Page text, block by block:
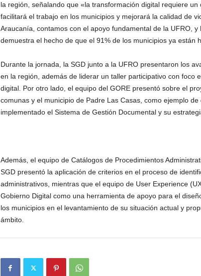
la región, señalando que «la transformación digital requiere
facilitará el trabajo en los municipios y mejorará la calidad de
Araucanía, contamos con el apoyo fundamental de la UFRO,
demuestra el hecho de que el 91% de los municipios ya están
Durante la jornada, la SGD junto a la UFRO presentaron los
en la región, además de liderar un taller participativo con foco
digital. Por otro lado, el equipo del GORE presentó sobre el
comunas y el municipio de Padre Las Casas, como ejemplo
implementado el Sistema de Gestión Documental y su
Además, el equipo de Catálogos de Procedimientos
SGD presentó la aplicación de criterios en el proceso de
administrativos, mientras que el equipo de User Experience
Gobierno Digital como una herramienta de apoyo para el
los municipios en el levantamiento de su situación actual y
ámbito.